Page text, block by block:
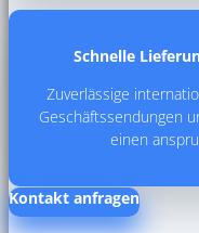
Schnelle
Zuverlässige
Geschäftssendungen
einen
Kontakt anfragen